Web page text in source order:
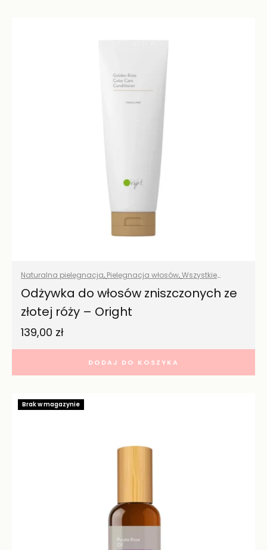
Naturalna pielęgnacja, Pielęgnacja włosów,Wszystkie
produkty
Odżywka do włosów zniszczonych ze
złotej róży – Oright
139,00 zł
DODAJ DO KOSZYKA
Brak w magazynie